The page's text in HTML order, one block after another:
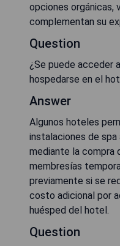
opciones orgánicas,
complementan su
Question
¿Se puede acceder
hospedarse en el
Answer
Algunos hoteles
instalaciones de
mediante la compra
membresías
previamente si se
costo adicional por
huésped del hotel.
Question